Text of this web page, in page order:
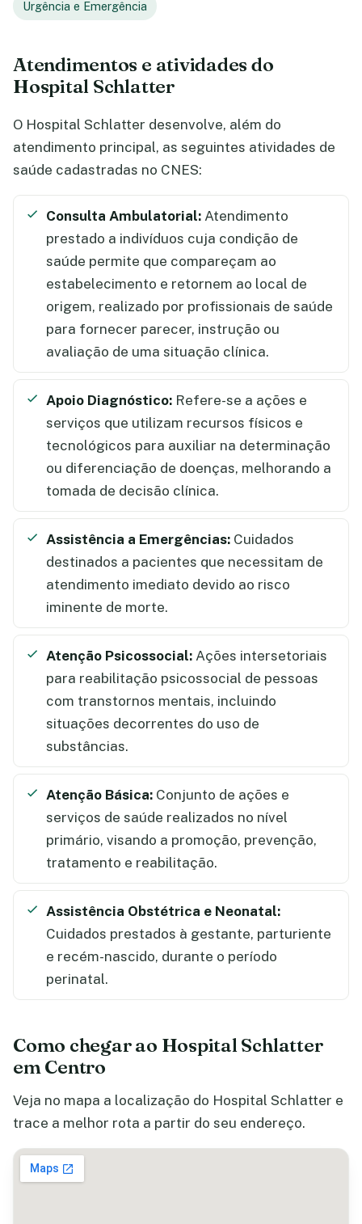
Urgência e Emergência
Atendimentos e atividades do
Hospital Schlatter
O Hospital Schlatter desenvolve, além do
atendimento principal, as seguintes atividades de
saúde cadastradas no CNES:
Consulta Ambulatorial: Atendimento
prestado a indivíduos cuja condição de
saúde permite que compareçam ao
estabelecimento e retornem ao local de
origem, realizado por profissionais de saúde
para fornecer parecer, instrução ou
avaliação de uma situação clínica.
Apoio Diagnóstico: Refere-se a ações e
serviços que utilizam recursos físicos e
tecnológicos para auxiliar na determinação
ou diferenciação de doenças, melhorando a
tomada de decisão clínica.
Assistência a Emergências: Cuidados
destinados a pacientes que necessitam de
atendimento imediato devido ao risco
iminente de morte.
Atenção Psicossocial: Ações intersetoriais
para reabilitação psicossocial de pessoas
com transtornos mentais, incluindo
situações decorrentes do uso de
substâncias.
Atenção Básica: Conjunto de ações e
serviços de saúde realizados no nível
primário, visando a promoção, prevenção,
tratamento e reabilitação.
Assistência Obstétrica e Neonatal:
Cuidados prestados à gestante, parturiente
e recém-nascido, durante o período
perinatal.
Como chegar ao Hospital Schlatter
em Centro
Veja no mapa a localização do Hospital Schlatter e
trace a melhor rota a partir do seu endereço.